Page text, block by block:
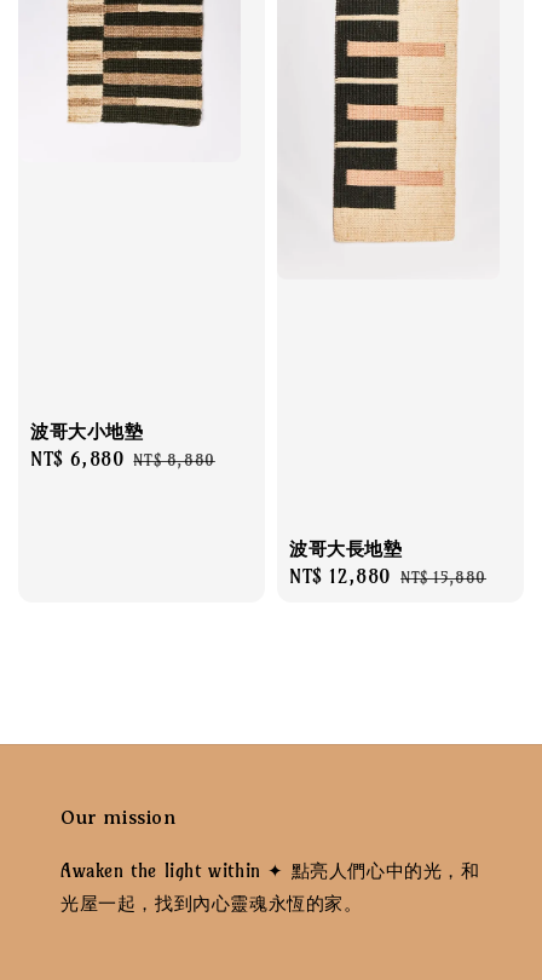
波哥大小地墊
Sale
NT$ 6,880 Regular
NT$ 8,880
波哥大長地墊
Sale
NT$ 12,880 Regular
NT$ 15,880
Our mission
Awaken the light within ✦ 點亮人們心中的光，和
光屋一起，找到內心靈魂永恆的家。